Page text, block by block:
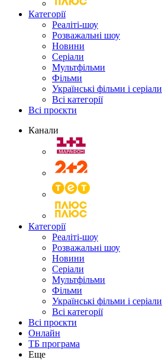
Категорії
Реаліті-шоу
Розважальні шоу
Новини
Серіали
Мультфільми
Фільми
Українські фільми і серіали
Всі категорії
Всі проєкти
Канали
Категорії
Реаліті-шоу
Розважальні шоу
Новини
Серіали
Мультфільми
Фільми
Українські фільми і серіали
Всі категорії
Всі проєкти
Онлайн
ТБ програма
Еще